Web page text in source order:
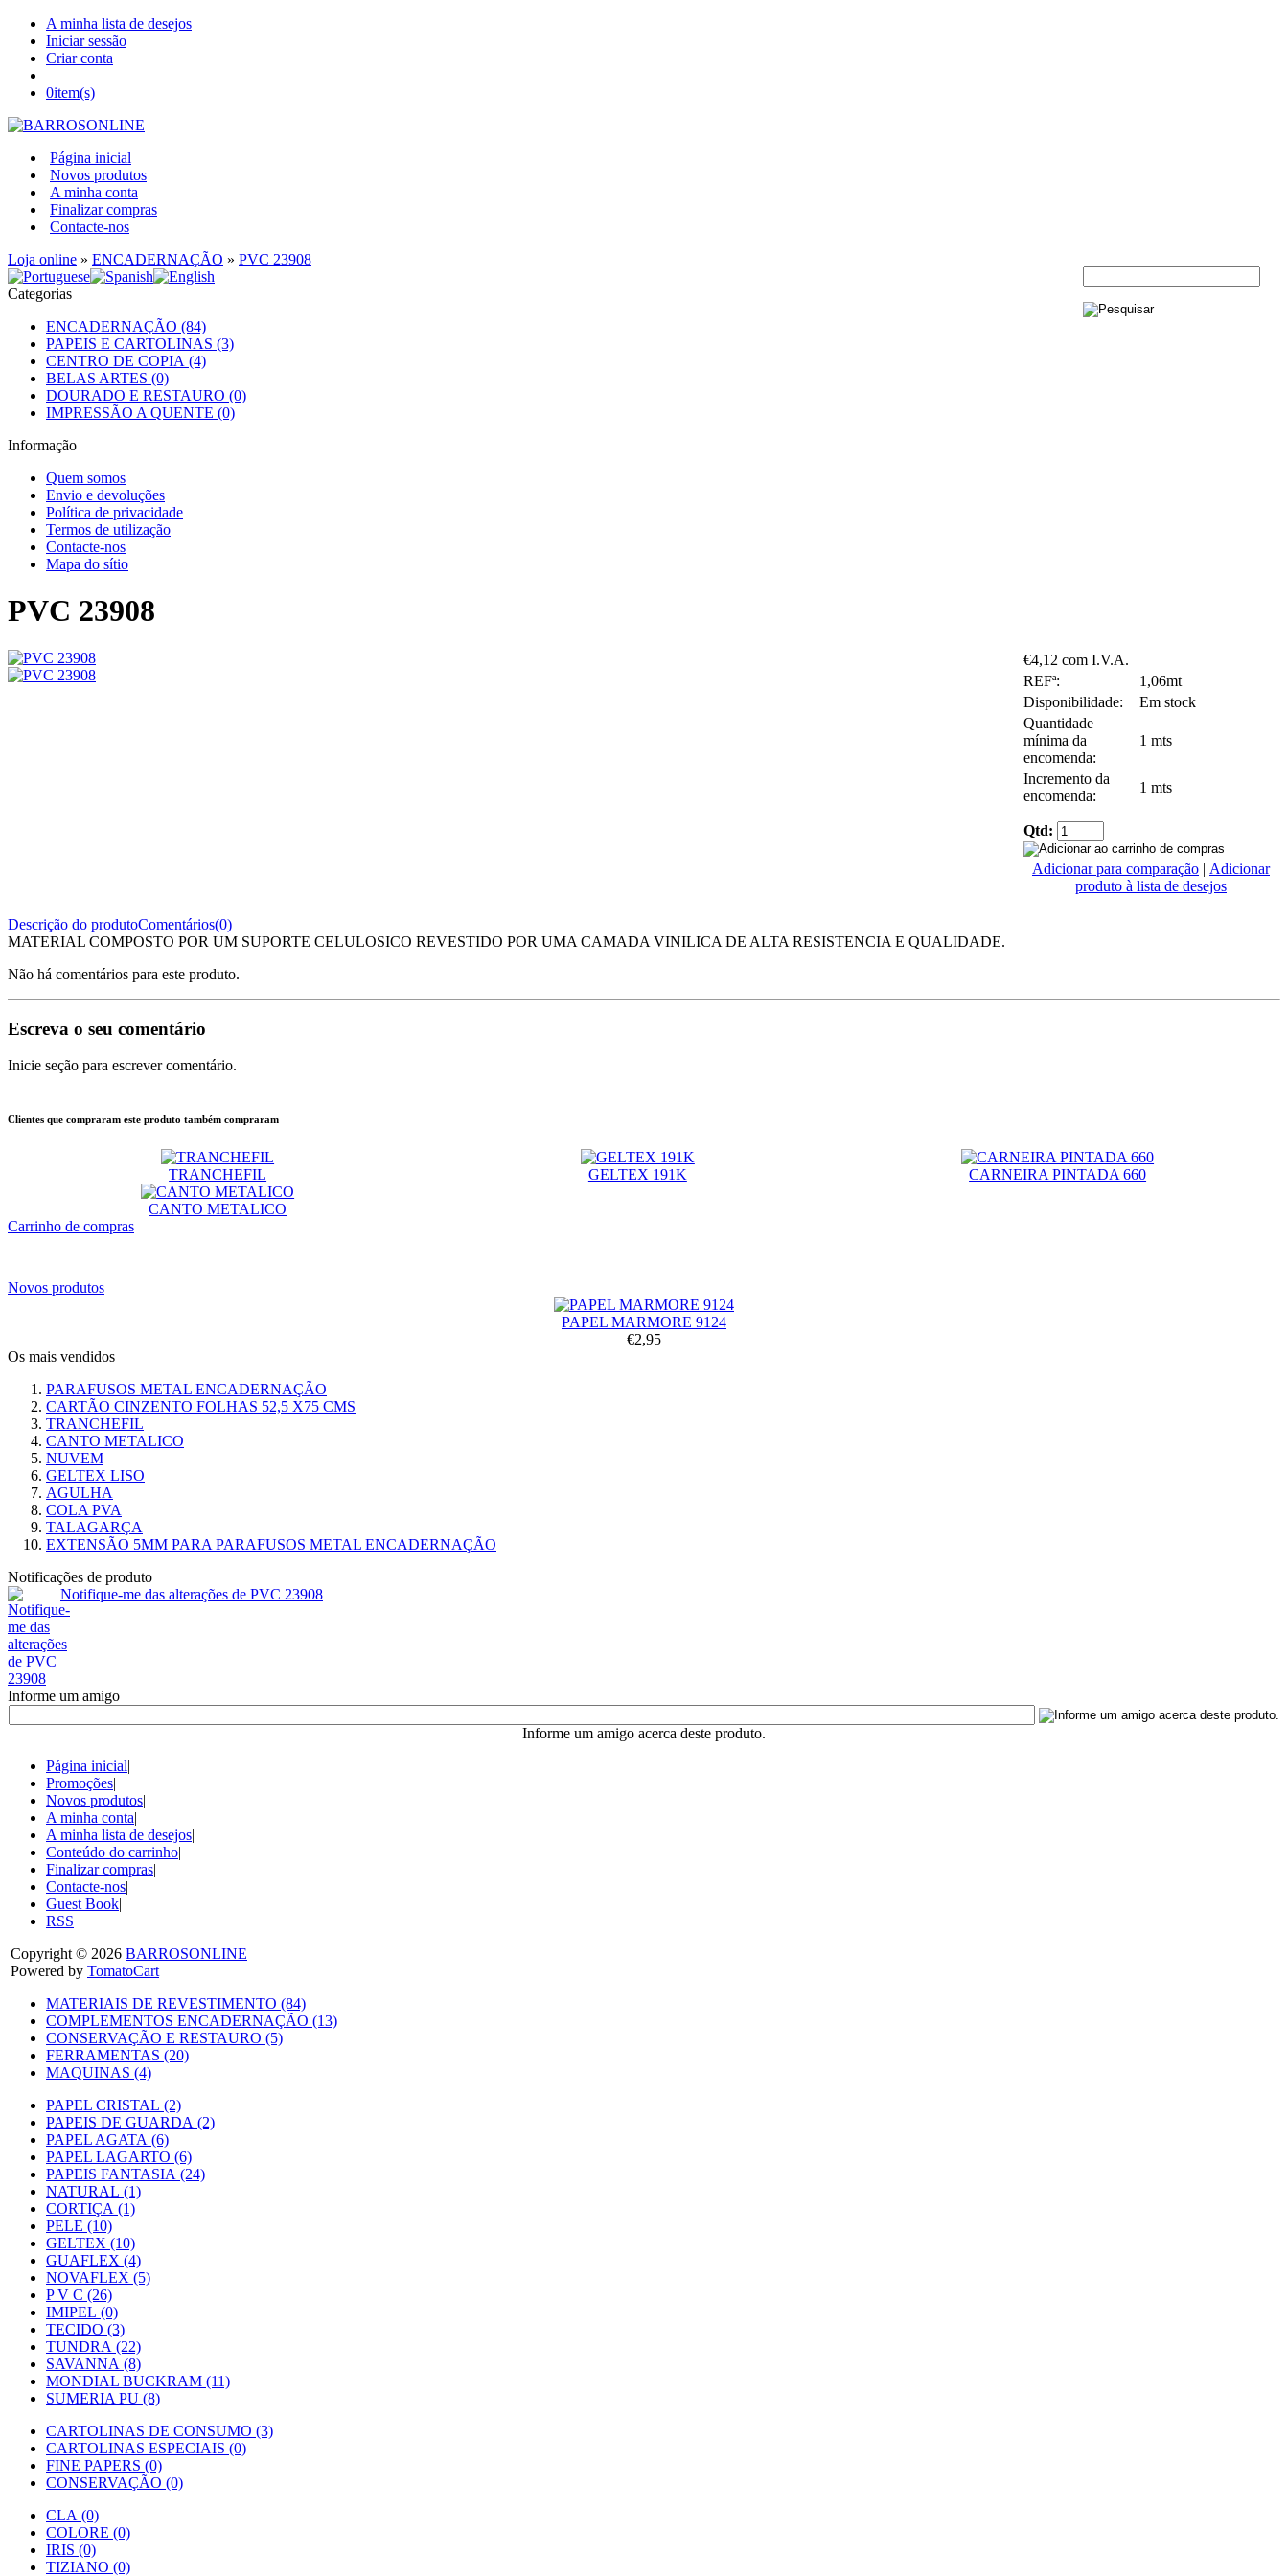
A minha lista de desejos
Iniciar sessão
Criar conta
0item(s)
Página inicial
Novos produtos
A minha conta
Finalizar compras
Contacte-nos
Loja online » ENCADERNAÇÃO » PVC 23908
Categorias
ENCADERNAÇÃO (84)
PAPEIS E CARTOLINAS (3)
CENTRO DE COPIA (4)
BELAS ARTES (0)
DOURADO E RESTAURO (0)
IMPRESSÃO A QUENTE (0)
Informação
Quem somos
Envio e devoluções
Política de privacidade
Termos de utilização
Contacte-nos
Mapa do sítio
PVC 23908
€4,12 com I.V.A.
REFª:
1,06mt
Disponibilidade:
Em stock
Quantidade
mínima da
encomenda:
1 mts
Incremento da
encomenda:
1 mts
Qtd:
Adicionar para comparação | Adicionar
produto à lista de desejos
Descrição do produtoComentários(0)
MATERIAL COMPOSTO POR UM SUPORTE CELULOSICO REVESTIDO POR UMA CAMADA VINILICA DE ALTA RESISTENCIA E QUALIDADE.
Não há comentários para este produto.
Escreva o seu comentário
Inicie seção para escrever comentário.
Clientes que compraram este produto também compraram
TRANCHEFIL GELTEX 191K CARNEIRA PINTADA 660
CANTO METALICO
Carrinho de compras
Novos produtos
PAPEL MARMORE 9124
€2,95
Os mais vendidos
PARAFUSOS METAL ENCADERNAÇÃO
CARTÃO CINZENTO FOLHAS 52,5 X75 CMS
TRANCHEFIL
CANTO METALICO
NUVEM
GELTEX LISO
AGULHA
COLA PVA
TALAGARÇA
EXTENSÃO 5MM PARA PARAFUSOS METAL ENCADERNAÇÃO
Notificações de produto
Notifique-me das alterações de PVC 23908
Informe um amigo
Informe um amigo acerca deste produto.
Página inicial|
Promoções|
Novos produtos|
A minha conta|
A minha lista de desejos|
Conteúdo do carrinho|
Finalizar compras|
Contacte-nos|
Guest Book|
RSS
Copyright © 2026 BARROSONLINE
Powered by TomatoCart
MATERIAIS DE REVESTIMENTO (84)
COMPLEMENTOS ENCADERNAÇÃO (13)
CONSERVAÇÃO E RESTAURO (5)
FERRAMENTAS (20)
MAQUINAS (4)
PAPEL CRISTAL (2)
PAPEIS DE GUARDA (2)
PAPEL AGATA (6)
PAPEL LAGARTO (6)
PAPEIS FANTASIA (24)
NATURAL (1)
CORTIÇA (1)
PELE (10)
GELTEX (10)
GUAFLEX (4)
NOVAFLEX (5)
P V C (26)
IMIPEL (0)
TECIDO (3)
TUNDRA (22)
SAVANNA (8)
MONDIAL BUCKRAM (11)
SUMERIA PU (8)
CARTOLINAS DE CONSUMO (3)
CARTOLINAS ESPECIAIS (0)
FINE PAPERS (0)
CONSERVAÇÃO (0)
CLA (0)
COLORE (0)
IRIS (0)
TIZIANO (0)